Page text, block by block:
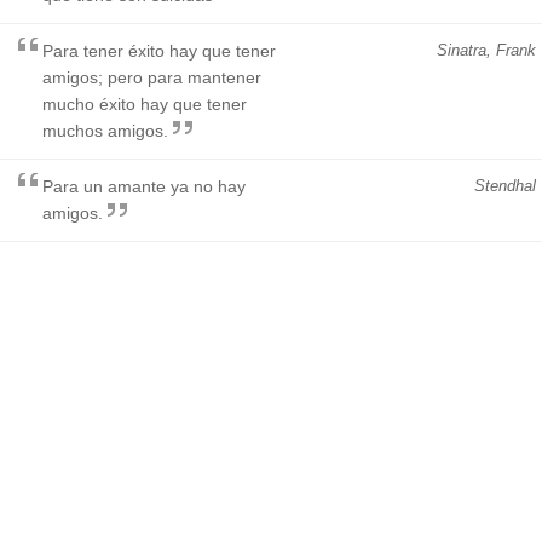
Sinatra, Frank
Para tener éxito hay que tener
amigos; pero para mantener
mucho éxito hay que tener
muchos amigos.
Stendhal
Para un amante ya no hay
amigos.